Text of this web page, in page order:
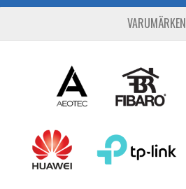
VARUMÄRKEN